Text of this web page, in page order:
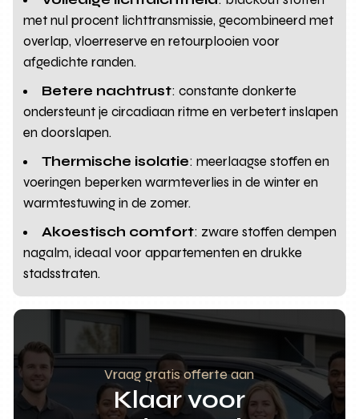
met nul procent lichttransmissie, gecombineerd met
overlap, vloerreserve en retourplooien voor
afgedichte randen.
Betere nachtrust: constante donkerte
ondersteunt je circadiaan ritme en verbetert inslapen
en doorslapen.
Thermische isolatie: meerlaagse stoffen en
voeringen beperken warmteverlies in de winter en
warmtestuwing in de zomer.
Akoestisch comfort: zware stoffen dempen
nagalm, ideaal voor appartementen en drukke
stadsstraten.
Vraag gratis offerte aan
Klaar voor